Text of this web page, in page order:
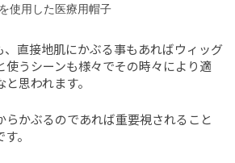
使用した医療用帽子
、直接地肌にかぶる事もあればウィッグ
使うシーンも様々でその時々により適
思われます。
らかぶるのであれば重要視されること
。